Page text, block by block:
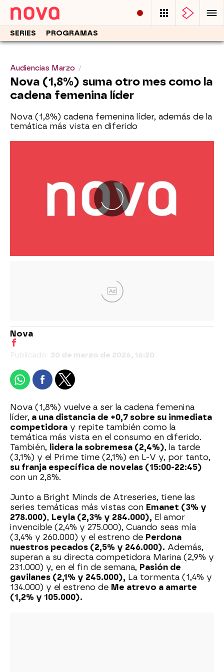
SERIES PROGRAMAS
Audiencias Marzo
Nova (1,8%) suma otro mes como la
cadena femenina líder
Nova (1,8%) cadena femenina líder, además de la
temática más vista en diferido
Ad
Nova
Publicado: 30 de marzo de 2026, 16:20
Nova (1,8%) vuelve a ser la cadena femenina
líder, a una distancia de +0,7 sobre su inmediata
competidora y repite también como la
temática más vista en el consumo en diferido.
También, lidera la sobremesa (2,4%), la tarde
(3,1%) y el Prime time (2,1%) en L-V y, por tanto,
su franja específica de novelas (15:00-22:45)
con un 2,8%.
Junto a Bright Minds de Atreseries, tiene las
series temáticas más vistas con Emanet (3% y
278.000), Leyla (2,3% y 284.000), El amor
invencible (2,4% y 275.000), Cuando seas mía
(3,4% y 260.000) y el estreno de Perdona
nuestros pecados (2,5% y 246.000). Además,
superan a su directa competidora Marina (2,9% y
231.000) y, en el fin de semana, Pasión de
gavilanes (2,1% y 245.000), La tormenta (1,4% y
134.000) y el estreno de Me atrevo a amarte
(1,2% y 105.000).